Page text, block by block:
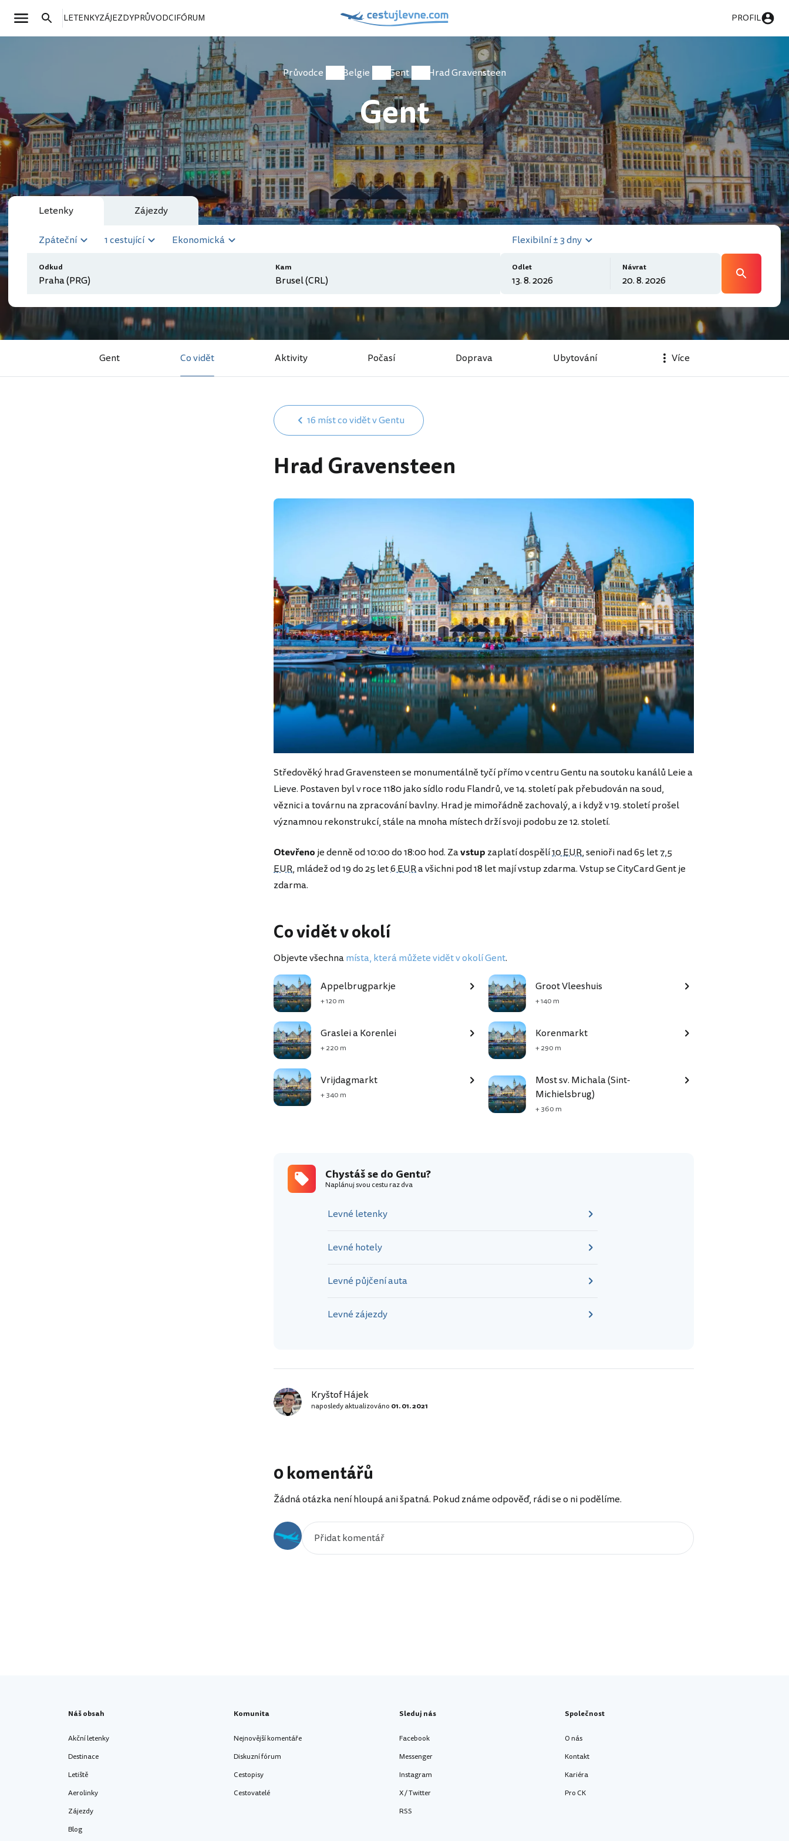
LETENKYZÁJEZDYPRŮVODCIFÓRUM PROFIL
Průvodce Belgie Gent Hrad Gravensteen
Gent
Letenky Zájezdy
Zpáteční 1 cestující Ekonomická
Odkud Kam
Flexibilní ± 3 dny
Odlet Návrat
Gent Co vidět Aktivity Počasí Doprava Ubytování Více
16 míst co vidět v Gentu
Hrad Gravensteen
Středověký hrad Gravensteen se monumentálně tyčí přímo v centru Gentu na soutoku kanálů Leie a
Lieve. Postaven byl v roce 1180 jako sídlo rodu Flandrů, ve 14. století pak přebudován na soud,
věznici a továrnu na zpracování bavlny. Hrad je mimořádně zachovalý, a i když v 19. století prošel
významnou rekonstrukcí, stále na mnoha místech drží svoji podobu ze 12. století.
Otevřeno je denně od 10:00 do 18:00 hod. Zavstup zaplatí dospělí10 EUR, senioři nad 65 let7,5
EUR, mládež od 19 do 25 let6 EURa všichni pod 18 let mají vstup zdarma. Vstup se CityCard Gent je
zdarma.
Co vidět v okolí
Objevte všechnamísta, která můžete vidět v okolí Gent.
Appelbrugparkje
+ 120 m
Groot Vleeshuis
+ 140 m
Graslei a Korenlei
+ 220 m
Korenmarkt
+ 290 m
Vrijdagmarkt
+ 340 m
Most sv. Michala (Sint-
Michielsbrug)
+ 360 m
Chystáš se do Gentu?
Naplánuj svou cestu raz dva
Levné letenky
Levné hotely
Levné půjčení auta
Levné zájezdy
Kryštof Hájek
naposledy aktualizováno 01. 01. 2021
0 komentářů
Žádná otázka není hloupá ani špatná. Pokud známe odpověď, rádi se o ni podělíme.
Náš obsah
Akční letenky
Destinace
Letiště
Aerolinky
Zájezdy
Blog
Komunita
Nejnovější komentáře
Diskuzní fórum
Cestopisy
Cestovatelé
Sleduj nás
Facebook
Messenger
Instagram
X / Twitter
RSS
Společnost
O nás
Kontakt
Kariéra
Pro CK